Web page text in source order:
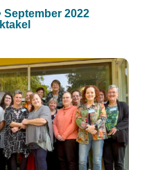
September 2022